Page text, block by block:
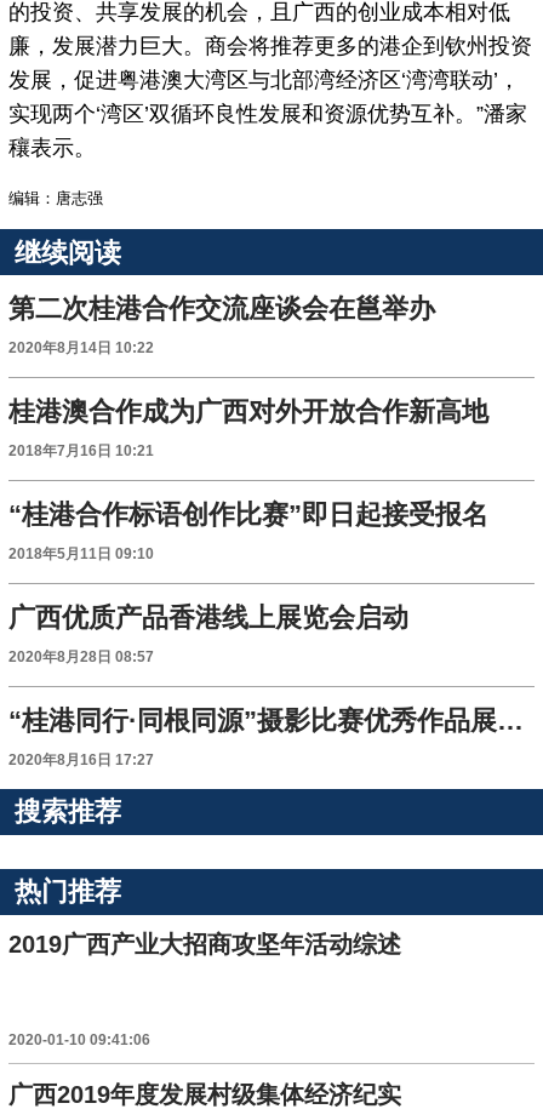
的投资、共享发展的机会，且广西的创业成本相对低
廉，发展潜力巨大。商会将推荐更多的港企到钦州投资
发展，促进粤港澳大湾区与北部湾经济区‘湾湾联动’，
实现两个‘湾区’双循环良性发展和资源优势互补。”潘家
穰表示。
编辑：唐志强
继续阅读
第二次桂港合作交流座谈会在邕举办
2020年8月14日 10:22
桂港澳合作成为广西对外开放合作新高地
2018年7月16日 10:21
“桂港合作标语创作比赛”即日起接受报名
2018年5月11日 09:10
广西优质产品香港线上展览会启动
2020年8月28日 08:57
“桂港同行·同根同源”摄影比赛优秀作品展向公众开放
2020年8月16日 17:27
搜索推荐
热门推荐
2019广西产业大招商攻坚年活动综述
2020-01-10 09:41:06
广西2019年度发展村级集体经济纪实